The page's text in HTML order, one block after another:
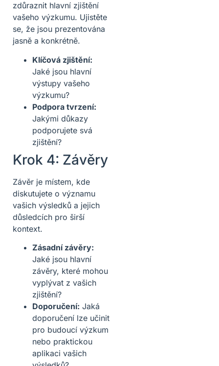
zdůraznit hlavní zjištění
vašeho výzkumu. Ujistěte
se, že jsou prezentována
jasně a konkrétně.
Klíčová zjištění:
Jaké jsou hlavní
výstupy vašeho
výzkumu?
Podpora tvrzení:
Jakými důkazy
podporujete svá
zjištění?
Krok 4: Závěry
Závěr je místem, kde
diskutujete o významu
vašich výsledků a jejich
důsledcích pro širší
kontext.
Zásadní závěry:
Jaké jsou hlavní
závěry, které mohou
vyplývat z vašich
zjištění?
Doporučení: Jaká
doporučení lze učinit
pro budoucí výzkum
nebo praktickou
aplikaci vašich